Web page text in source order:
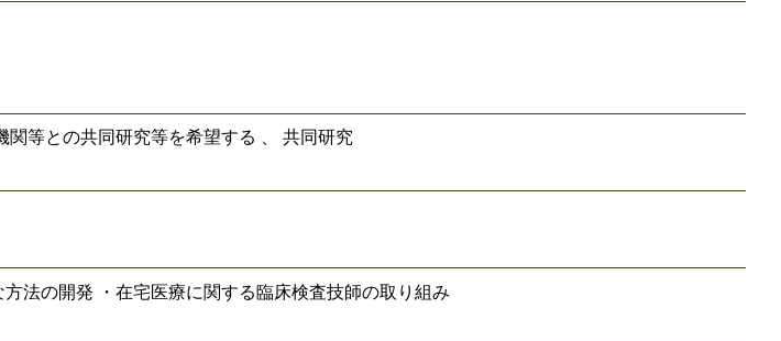
等との共同研究等を希望する 、 共同研究
法の開発 ・在宅医療に関する臨床検査技師の取り組み